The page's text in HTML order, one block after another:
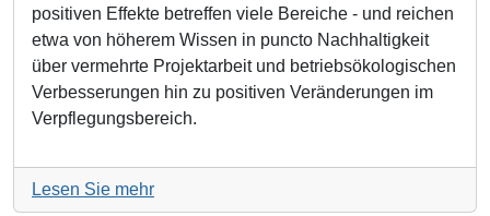
positiven Effekte betreffen viele Bereiche - und reichen
etwa von höherem Wissen in puncto Nachhaltigkeit
über vermehrte Projektarbeit und betriebsökologischen
Verbesserungen hin zu positiven Veränderungen im
Verpflegungsbereich.
Lesen Sie mehr